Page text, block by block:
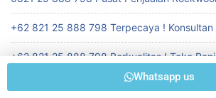
+62 821 25 888 798 Terpecaya !
+62 821 25 888 798 Berkualitas ! Toko
Whatsapp us